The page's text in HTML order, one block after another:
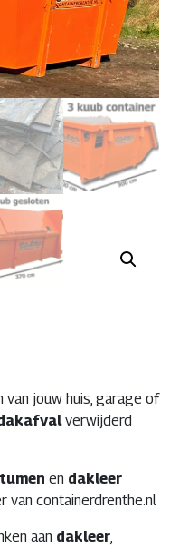
van jouw huis, garage of
verwijderd
en dakleer
van containerdrenthe.nl
aan dakleer